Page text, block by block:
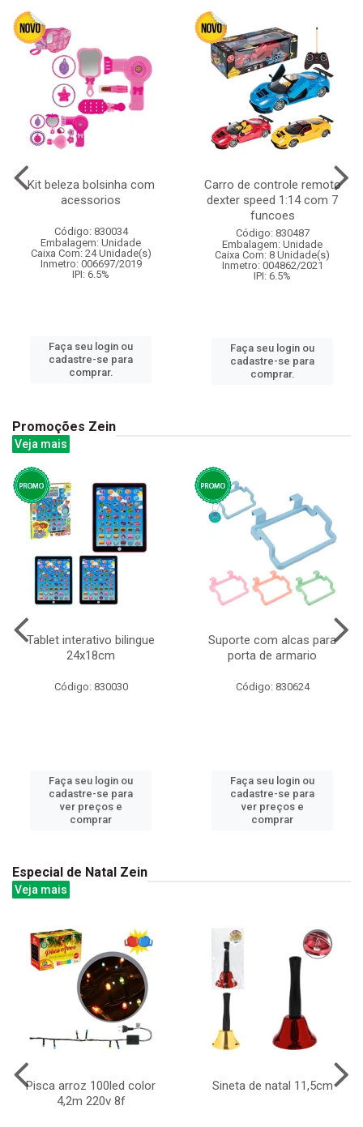
Kit beleza bolsinha com
acessorios
Código: 830034
Embalagem: Unidade
Caixa Com: 24 Unidade(s)
Inmetro: 006697/2019
IPI: 6.5%
Faça seu login ou
cadastre-se para
comprar.
Carro de controle remoto
dexter speed 1:14 com 7
funcoes
Código: 830487
Embalagem: Unidade
Caixa Com: 8 Unidade(s)
Inmetro: 004862/2021
IPI: 6.5%
Faça seu login ou
cadastre-se para
comprar.
Promoções Zein
Veja mais
Tablet interativo bilingue
24x18cm
Código: 830030
Faça seu login ou
cadastre-se para
ver preços e
comprar
Suporte com alcas para
porta de armario
Código: 830624
Faça seu login ou
cadastre-se para
ver preços e
comprar
Especial de Natal Zein
Veja mais
Pisca arroz 100led color
4,2m 220v 8f
Sineta de natal 11,5cm